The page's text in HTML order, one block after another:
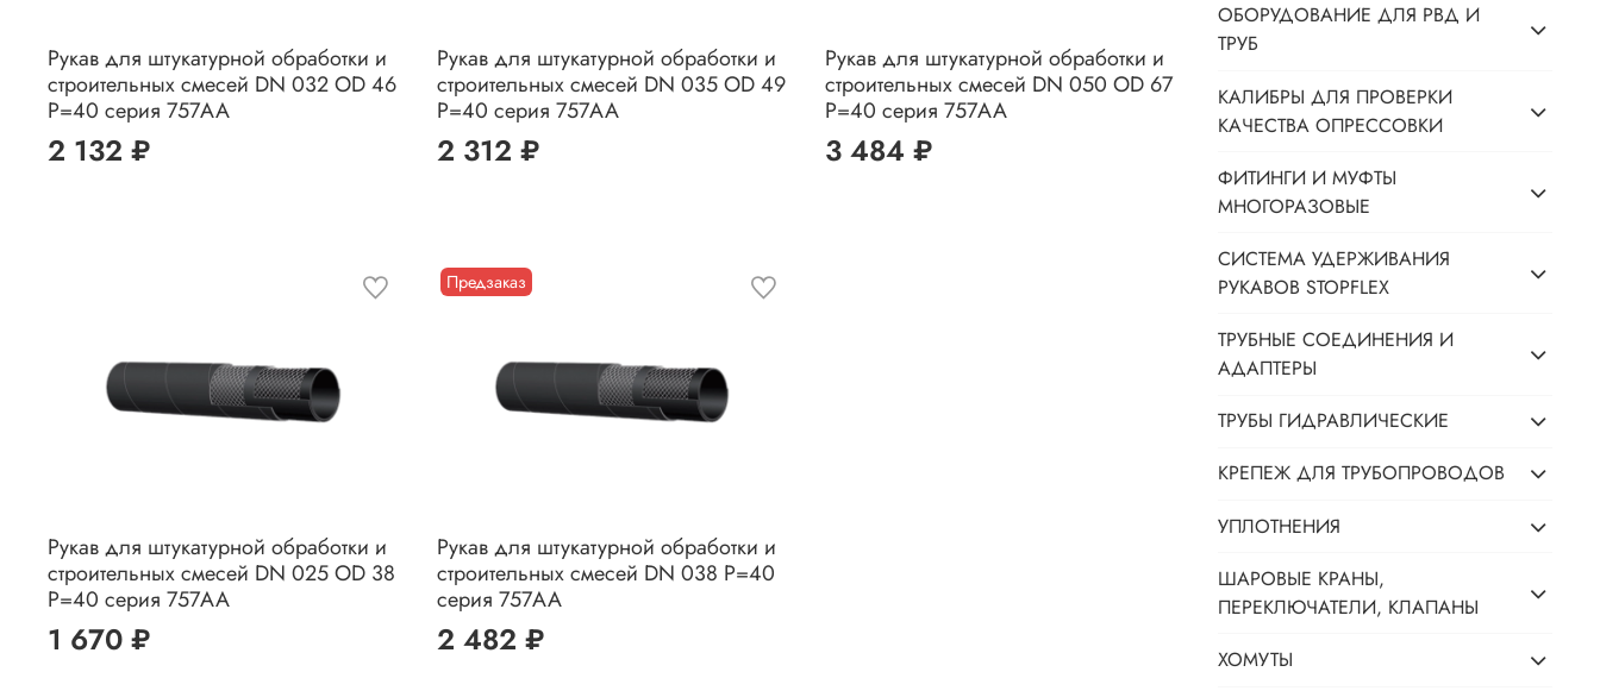
Рукав для штукатурной обработки и
строительных смесей DN 032 OD 46
Р=40 серия 757AA
2 132 ₽
Рукав для штукатурной обработки и
строительных смесей DN 035 OD 49
Р=40 серия 757AA
2 312 ₽
Рукав для штукатурной обработки и
строительных смесей DN 050 OD 67
Р=40 серия 757AA
3 484 ₽
Рукав для штукатурной обработки и
строительных смесей DN 025 OD 38
Р=40 серия 757AA
1 670 ₽
Предзаказ
Рукав для штукатурной обработки и
строительных смесей DN 038 Р=40
серия 757AA
2 482 ₽
ОБОРУДОВАНИЕ ДЛЯ РВД И
ТРУБ
КАЛИБРЫ ДЛЯ ПРОВЕРКИ
КАЧЕСТВА ОПРЕССОВКИ
ФИТИНГИ И МУФТЫ
МНОГОРАЗОВЫЕ
СИСТЕМА УДЕРЖИВАНИЯ
РУКАВОВ STOPFLEX
ТРУБНЫЕ СОЕДИНЕНИЯ И
АДАПТЕРЫ
ТРУБЫ ГИДРАВЛИЧЕСКИЕ
КРЕПЕЖ ДЛЯ ТРУБОПРОВОДОВ
УПЛОТНЕНИЯ
ШАРОВЫЕ КРАНЫ,
ПЕРЕКЛЮЧАТЕЛИ, КЛАПАНЫ
ХОМУТЫ